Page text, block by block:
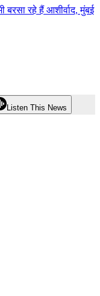
बरसा रहे हैं आशीर्वाद, मुंबई
Listen This News